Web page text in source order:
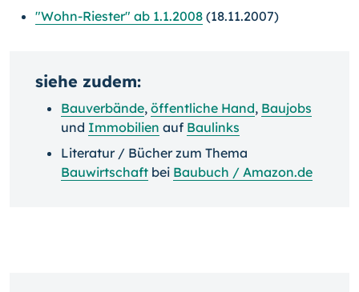
"Wohn-Riester" ab 1.1.2008 (18.11.2007)
siehe zudem:
Bauverbände, öffentliche Hand, Baujobs
und Immobilien auf Baulinks
Literatur / Bücher zum Thema
Bauwirtschaft bei Baubuch / Amazon.de